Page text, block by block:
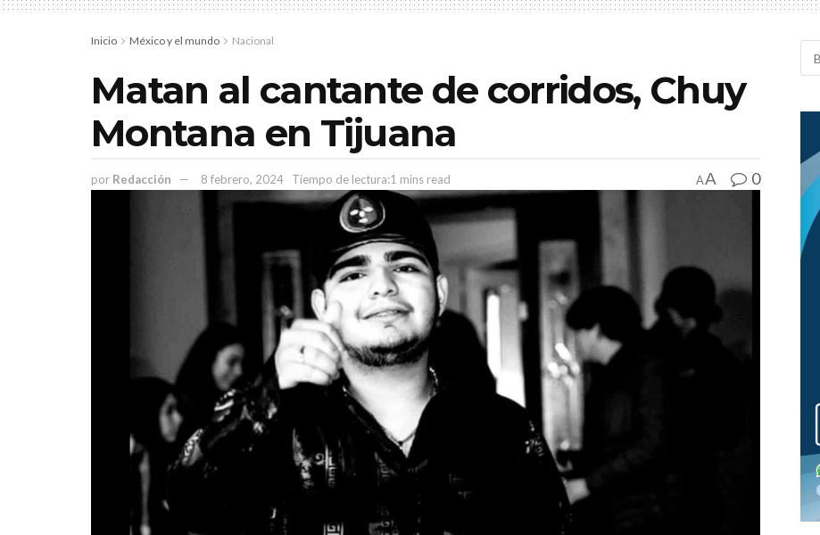
Inicio México y el mundo Nacional
Matan al cantante de corridos, Chuy
Montana en Tijuana
por Redacción 8 febrero, 2024 Tiempo de lectura:1 mins read AA 0